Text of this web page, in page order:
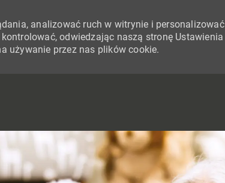
analizować ruch w witrynie i personalizować
odwiedzając naszą stronę Ustawienia
używanie przez nas plików cookie.